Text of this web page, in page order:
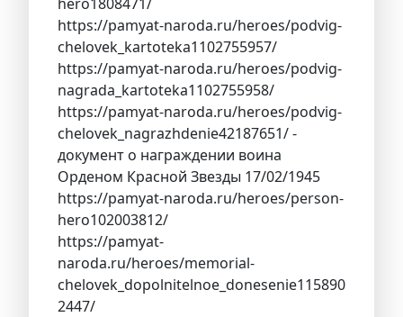
https://pamyat-naroda.ru/heroes/podvig-
chelovek_kartoteka1102755957/
https://pamyat-naroda.ru/heroes/podvig-
nagrada_kartoteka1102755958/
https://pamyat-naroda.ru/heroes/podvig-
chelovek_nagrazhdenie42187651/ -
документ о награждении воина
Орденом Красной Звезды 17/02/1945
https://pamyat-naroda.ru/heroes/person-
hero102003812/
https://pamyat-
naroda.ru/heroes/memorial-
chelovek_dopolnitelnoe_donesenie115890
2447/